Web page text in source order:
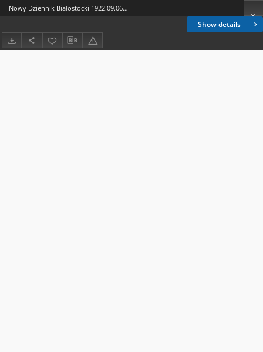
Show details
Nowy Dziennik Białostocki 1922.09.06 R.2 nr 201